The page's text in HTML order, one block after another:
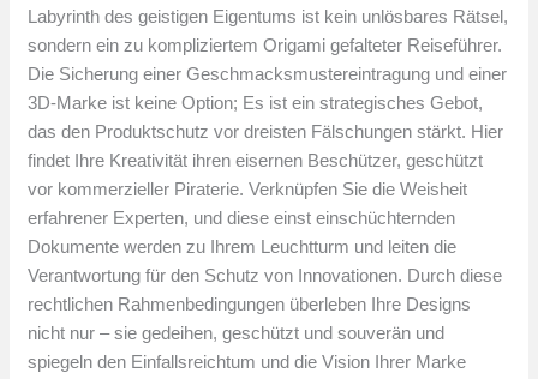
Labyrinth des geistigen Eigentums ist kein unlösbares Rätsel,
sondern ein zu kompliziertem Origami gefalteter Reiseführer.
Die Sicherung einer Geschmacksmustereintragung und einer
3D-Marke ist keine Option; Es ist ein strategisches Gebot,
das den Produktschutz vor dreisten Fälschungen stärkt. Hier
findet Ihre Kreativität ihren eisernen Beschützer, geschützt
vor kommerzieller Piraterie. Verknüpfen Sie die Weisheit
erfahrener Experten, und diese einst einschüchternden
Dokumente werden zu Ihrem Leuchtturm und leiten die
Verantwortung für den Schutz von Innovationen. Durch diese
rechtlichen Rahmenbedingungen überleben Ihre Designs
nicht nur – sie gedeihen, geschützt und souverän und
spiegeln den Einfallsreichtum und die Vision Ihrer Marke